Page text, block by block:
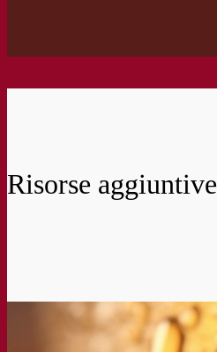
Risorse aggiuntive